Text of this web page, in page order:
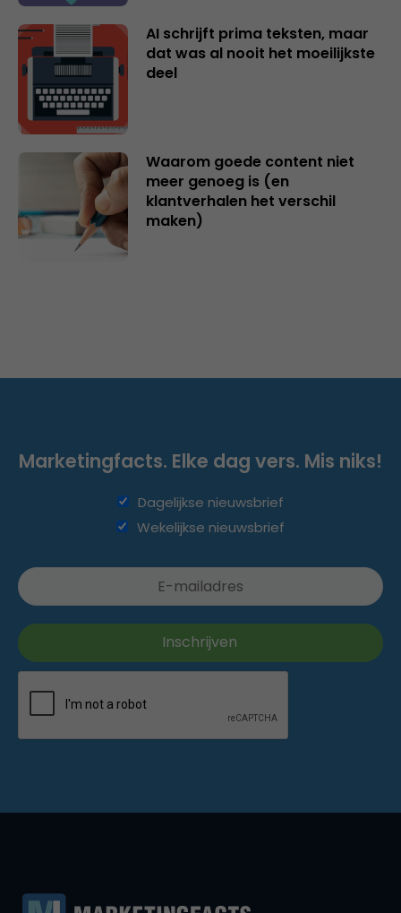
AI schrijft prima teksten, maar
dat was al nooit het moeilijkste
deel
Waarom goede content niet
meer genoeg is (en
klantverhalen het verschil
maken)
Marketingfacts. Elke dag vers. Mis niks!
Dagelijkse nieuwsbrief
Wekelijkse nieuwsbrief